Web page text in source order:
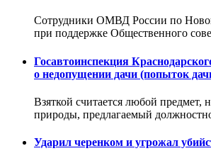
Сотрудники ОМВД России по
при поддержке Общественного
Госавтоинспекция
о недопущении дачи (попыток
Взяткой считается любой предмет,
природы, предлагаемый
Ударил черенком и угрожал